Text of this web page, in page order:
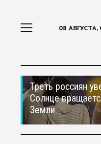
08 АВГУСТА,
Треть россиян
Солнце
Земли